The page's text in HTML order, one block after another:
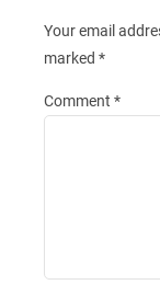
Your email
marked *
Comment *